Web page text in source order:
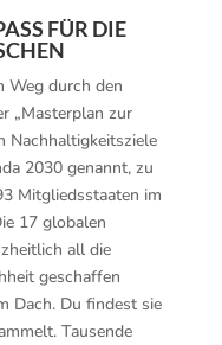
FÜR DIE
Weg durch den
„Masterplan zur
Nachhaltigkeitsziele
2030 genannt, zu
Mitgliedsstaaten im
17 globalen
all die
geschaffen
Dach. Du findest sie
Tausende